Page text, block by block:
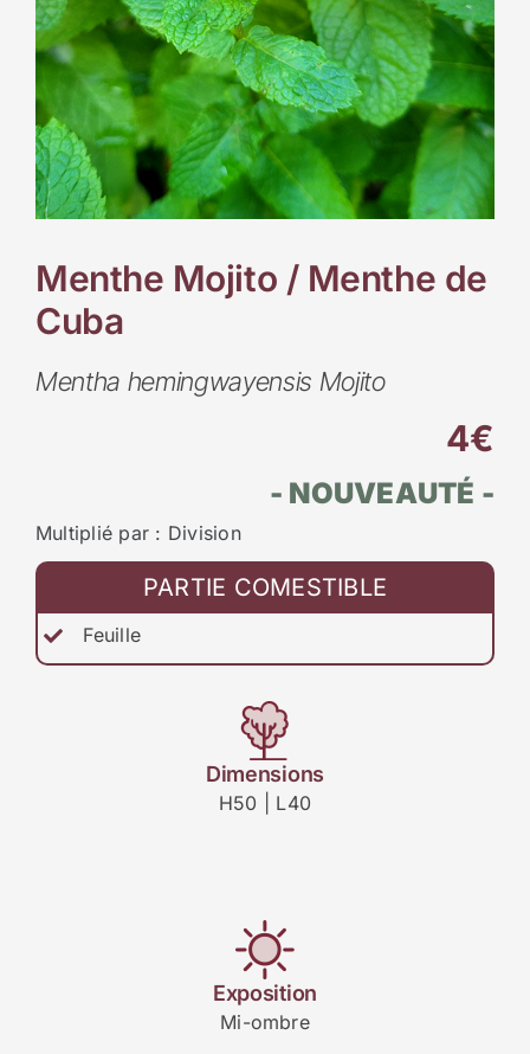
Menthe Mojito / Menthe de
Cuba
Mentha hemingwayensis Mojito
4€
- NOUVEAUTÉ -
Multiplié par : Division
PARTIE COMESTIBLE
Feuille
Dimensions
H50 | L40
Exposition
Mi-ombre